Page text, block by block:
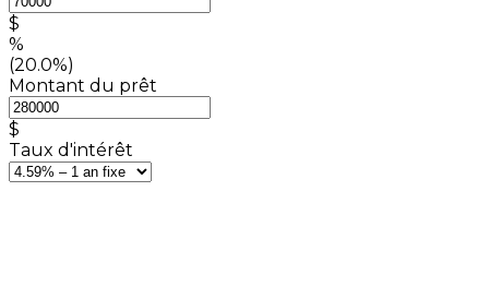
$
%
(20.0%)
Montant du prêt
$
Taux d'intérêt